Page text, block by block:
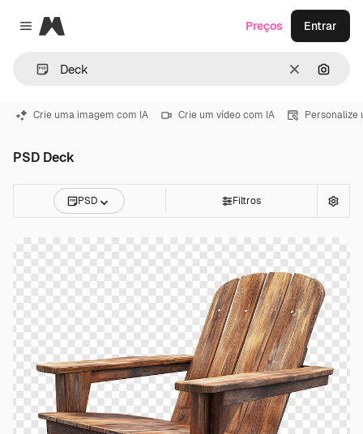
Close menu
Magnific
Limpar
Preços Entrar
Crie uma imagem com IA Crie um vídeo com IA Personalize
PSD Deck
PSD Filtros